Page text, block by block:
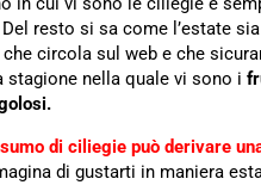
resto si sa come l’estate
circola sul web e che
stagione nella quale vi sono i
di ciliegie può derivare
di gustarti in maniera